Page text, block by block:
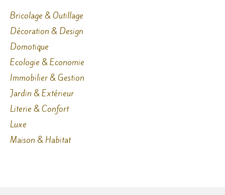
Bricolage & Outillage
Décoration & Design
Domotique
Ecologie & Economie
Immobilier & Gestion
Jardin & Extérieur
Literie & Confort
Luxe
Maison & Habitat